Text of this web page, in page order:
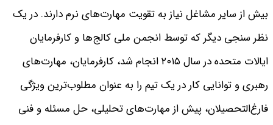
بیش از سایر مشاغل نیاز به تقویت مهارت‌های نرم دارند. در یک
نظر سنجی دیگر که توسط انجمن ملی کالج‌ها و کارفرمایان
ایالات متحده در سال ۲۰۱۵ انجام شد، کارفرمایان، مهارت‌های
رهبری و توانایی کار در یک تیم را به عنوان مطلوب‌ترین ویژگی
فارغ‌التحصیلان، پیش از مهارت‌های تحلیلی، حل مسئله و فنی